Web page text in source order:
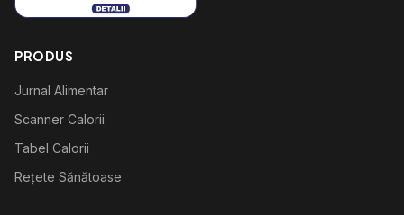
PRODUS
Jurnal Alimentar
Scanner Calorii
Tabel Calorii
Rețete Sănătoase